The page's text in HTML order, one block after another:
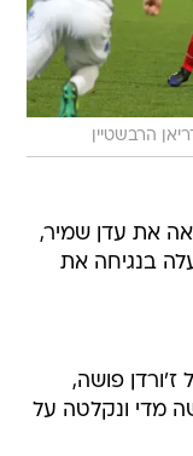
הרבשטיין
את עדן שמיר,
בנגיחה את
פושה,
מדי ונקלטה על